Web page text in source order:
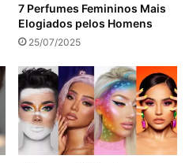
7 Perfumes Femininos Mais
Elogiados pelos Homens
25/07/2025